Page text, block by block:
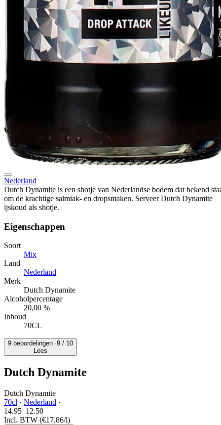
Nederland
Dutch Dynamite is een shotje van Nederlandse bodem dat bekend
om de krachtige salmiak- en dropsmaken. Serveer Dutch Dynamite
ijskoud als shotje.
Eigenschappen
Soort
Mix
Land
Nederland
Merk
Dutch Dynamite
Alcoholpercentage
20,00 %
Inhoud
70CL
9 beoordelingen ·9 / 10
Lees
Dutch Dynamite
Dutch Dynamite
70cl · Nederland ·
14.95 12.50
Incl. BTW (€17,86/l)